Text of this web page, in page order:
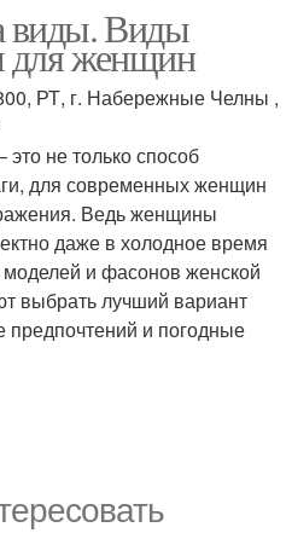
Одежды в жизни
виды. Виды
для женщин
РТ, г. Набережные Челны ,
не только способ
для современных женщин
Ведь женщины
даже в холодное время
и фасонов женской
выбрать лучший вариант
предпочтений и погодные